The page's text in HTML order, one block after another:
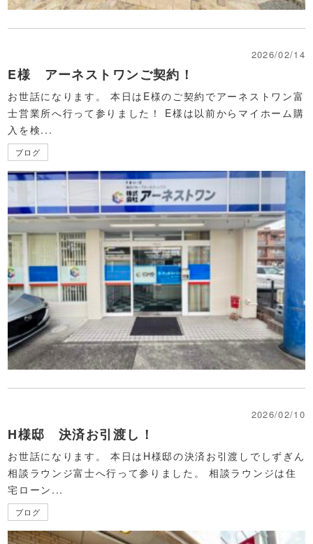
2026/02/14
E様 アーネストワンご契約！
お世話になります。 本日はE様のご契約でアーネストワン富
士営業所へ行って参りました！ E様は以前からマイホーム購
入を検...
ブログ
2026/02/10
H様邸 決済お引渡し！
お世話になります。 本日はH様邸の決済お引渡しでしずぎん
相談ラウンジ富士へ行って参りました。 相談ラウンジは住
宅ローン...
ブログ